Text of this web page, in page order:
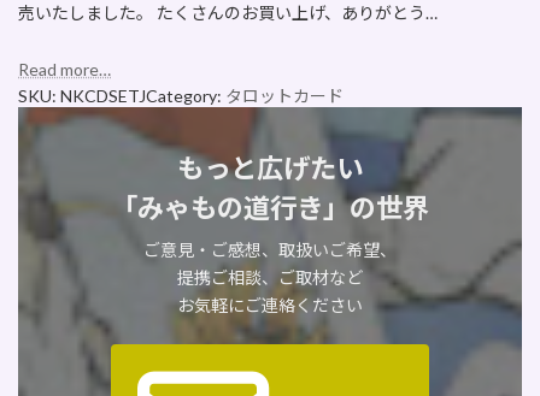
売いたしました。 たくさんのお買い上げ、ありがとう…
Read more…
SKU: NKCDSETJCategory: タロットカード
もっと広げたい
「みゃもの道行き」の世界
ご意見・ご感想、取扱いご希望、
提携ご相談、ご取材など
お気軽にご連絡ください